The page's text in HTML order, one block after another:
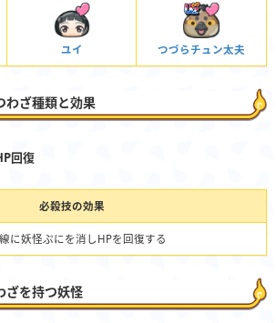
ユイ つづらチュン太夫
わざ種類と効果
回復
必殺技の効果
に妖怪ぷにを消しHPを回復する
ざを持つ妖怪